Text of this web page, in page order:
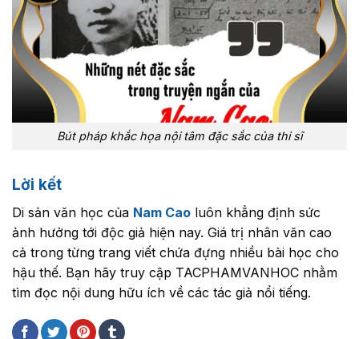
Bút pháp khắc họa nội tâm đặc sắc của thi sĩ
Lời kết
Di sản văn học của Nam Cao luôn khẳng định sức
ảnh hưởng tới độc giả hiện nay. Giá trị nhân văn cao
cả trong từng trang viết chứa đựng nhiều bài học cho
hậu thế. Bạn hãy truy cập TACPHAMVANHOC nhằm
tìm đọc nội dung hữu ích về các tác giả nổi tiếng.